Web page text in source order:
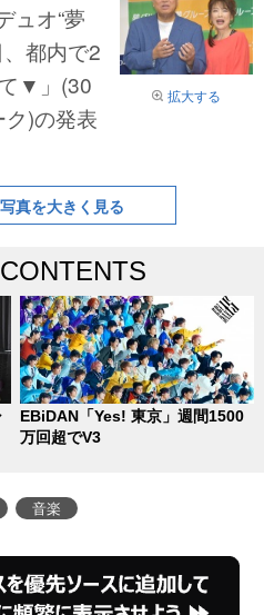
拡大する
ュオ“夢
都内で2
▼」(30
)の発表
真を大きく見る
EBiDAN「Yes! 東京」週間1500
万回超でV3
音楽